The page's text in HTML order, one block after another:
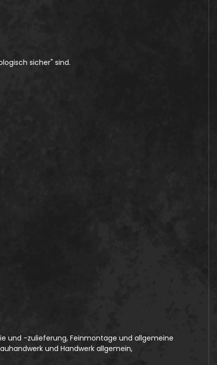
sicher" sind.
und -zulieferung, Feinmontage und allgemeine
und Handwerk allgemein,